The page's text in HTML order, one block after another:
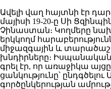
Ավելի վաղ հայտնի էր
մայիսի 19-20-ը Սի
Չինաստան։ Կողմերը
երկկողմ
միջազգային և
խնդիրները։
գրել էր, որ առաջիկա
ցանկությունը՝
գործընկերության